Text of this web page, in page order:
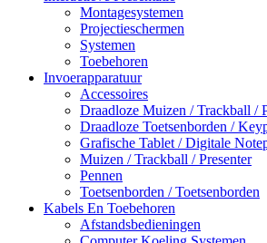
Montagesystemen
Projectieschermen
Systemen
Toebehoren
Invoerapparatuur
Accessoires
Draadloze Muizen / Trackball /
Draadloze Toetsenborden /
Grafische Tablet / Digitale
Muizen / Trackball / Presenter
Pennen
Toetsenborden / Toetsenborden
Kabels En Toebehoren
Afstandsbedieningen